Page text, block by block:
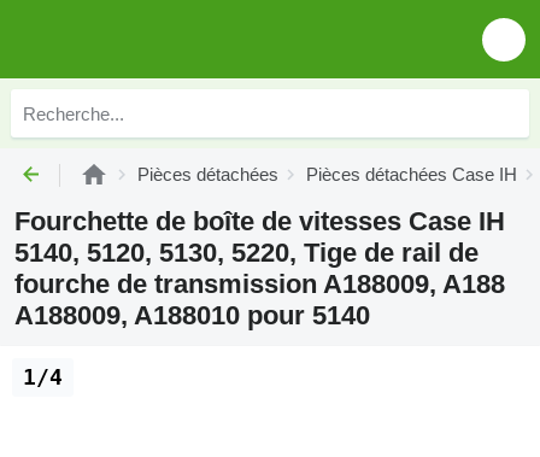
Pièces détachées Pièces détachées Case IH
Fourchette de boîte de vitesses Case IH
5140, 5120, 5130, 5220, Tige de rail de
fourche de transmission A188009, A188
A188009, A188010 pour 5140
1/4